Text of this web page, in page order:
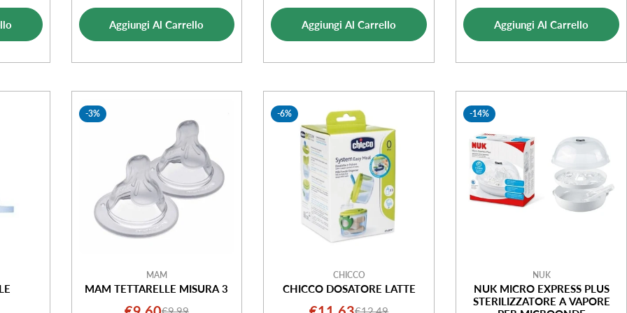
vendita
Aggiungi Al Carrello
di
vendita
normale
Aggiungi Al Carrello
vendita
Aggiungi Al Carrello
-3%
MAM
MAM TETTARELLE MISURA 3
-6%
CHICCO
CHICCO DOSATORE LATTE
-14%
NUK
NUK MICRO EXPRESS PLUS
STERILIZZATORE A VAPORE